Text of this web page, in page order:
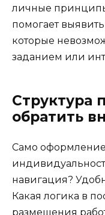
личные
помогает
которые
заданием или
Структура
обратить
Само
навигация?
Какая логика в
размещения